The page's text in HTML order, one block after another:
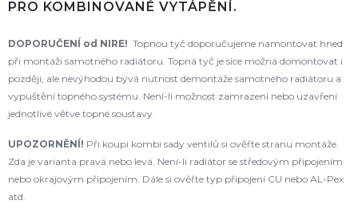
PRO KOMBINOVANÉ VYTÁPĚNÍ.
DOPORUČENÍ od NIRE! Topnou tyč doporučujeme namontovat hned
při montáži samotného radiátoru. Topná tyč je sice možná domontovat i
později, ale nevýhodou bývá nutnost demontáže samotného radiátoru a
vypuštění topného systému. Není-li možnost zamrazení nebo uzavření
jednotlivé větve topné soustavy.
UPOZORNĚNÍ! Při koupi kombi sady ventilů si ověřte stranu montáže.
Zda je varianta pravá nebo levá. Není-li radiátor se středovým připojením
nebo okrajovým připojením. Dále si ověřte typ připojení CU nebo AL-Pex
atd.